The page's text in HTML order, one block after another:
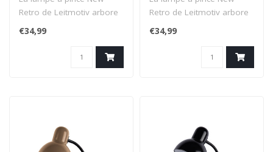
Retro de Leitmotiv arbore
un design rétro classique
au st..
€34,99
Retro de Leitmotiv arbore
un design rétro classique
au st..
€34,99